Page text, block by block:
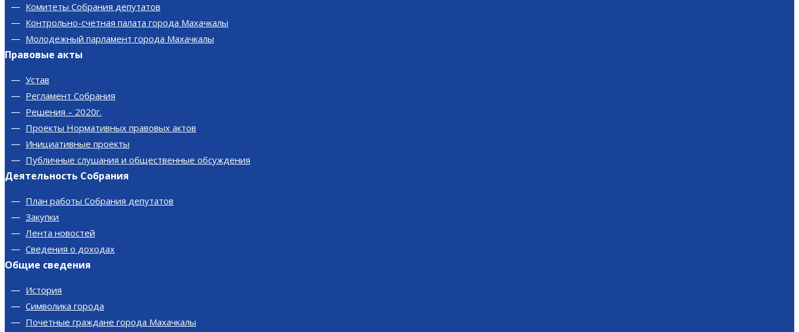
Комитеты Собрания депутатов
Контрольно-счетная палата города Махачкалы
Молодежный парламент города Махачкалы
Правовые акты
Устав
Регламент Собрания
Решения – 2020г.
Проекты Нормативных правовых актов
Инициативные проекты
Публичные слушания и общественные обсуждения
Деятельность Собрания
План работы Собрания депутатов
Закупки
Лента новостей
Сведения о доходах
Общие сведения
История
Символика города
Почетные граждане города Махачкалы